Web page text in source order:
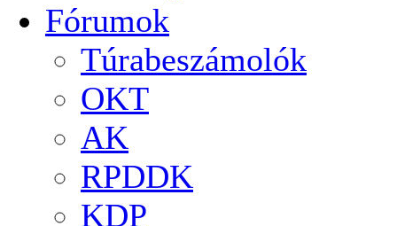
Fórumok
Túrabeszámolók
OKT
AK
RPDDK
KDP